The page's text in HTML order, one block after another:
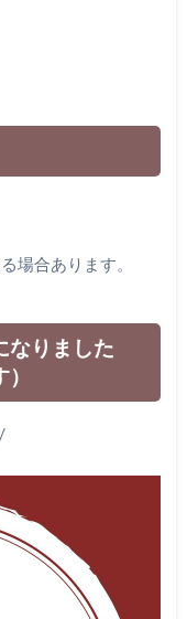
場合あります。
なりました